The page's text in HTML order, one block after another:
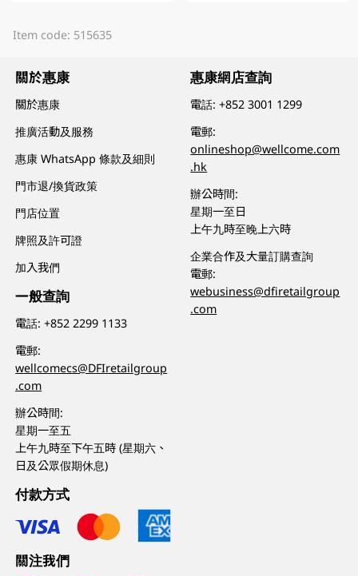
Item code: 515635
關於惠康
關於惠康
推廣活動及服務
惠康 WhatsApp 條款及細則
門市退/換貨政策
門店位置
牌照及許可證
加入我們
一般查詢
電話:+852 2299 1133
電郵:
wellcomecs@DFIretailgroup
.com
辦公時間:
星期一至五
上午九時至下午五時 (星期六、
日及公眾假期休息)
惠康網店查詢
電話:+852 3001 1299
電郵:
onlineshop@wellcome.com
.hk
辦公時間:
星期一至日
上午九時至晚上六時
企業合作及大量訂購查詢
電郵:
webusiness@dfiretailgroup
.com
付款方式
關注我們